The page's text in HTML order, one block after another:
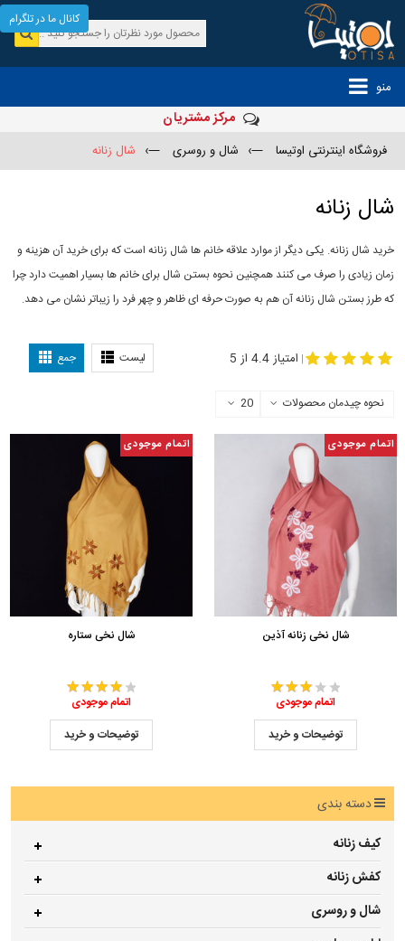
منو
مرکز مشتریان
فروشگاه اینترنتی اوتیسا —› شال و روسری —› شال زنانه
شال زنانه
خرید شال زنانه. یکی دیگر از موارد علاقه خانم ها شال زنانه است که برای خرید آن هزینه و
زمان زیادی را صرف می کنند همچنین نحوه بستن شال برای خانم ها بسیار اهمیت دارد چرا
که طرز بستن شال زنانه آن هم به صورت حرفه ای ظاهر و چهر فرد را زیباتر نشان می دهد.
لیست جمع | امتیاز 4.4 از 5
نحوه چیدمان محصولات 20
اتمام موجودی
شال نخی زنانه آذین
اتمام موجودی
توضیحات و خرید
اتمام موجودی
شال نخی ستاره
اتمام موجودی
توضیحات و خرید
دسته بندی
کیف زنانه
کفش زنانه
شال و روسری
کانال ما در تلگرام